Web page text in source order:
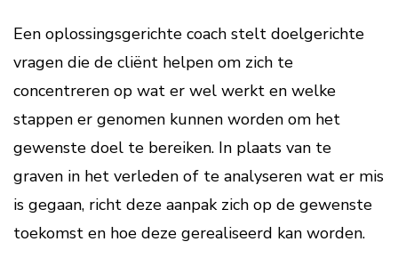
Een oplossingsgerichte coach stelt doelgerichte
vragen die de cliënt helpen om zich te
concentreren op wat er wel werkt en welke
stappen er genomen kunnen worden om het
gewenste doel te bereiken. In plaats van te
graven in het verleden of te analyseren wat er mis
is gegaan, richt deze aanpak zich op de gewenste
toekomst en hoe deze gerealiseerd kan worden.